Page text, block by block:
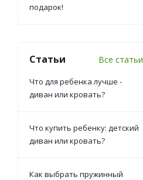
подарок!
Статьи Все статьи
Что для ребенка лучше -
диван или кровать?
Что купить ребенку: детский
диван или кровать?
Как выбрать пружинный